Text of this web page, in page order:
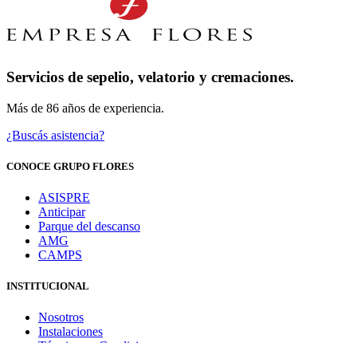
Servicios de sepelio, velatorio y cremaciones.
Más de 86 años de experiencia.
¿Buscás asistencia?
CONOCE GRUPO FLORES
ASISPRE
Anticipar
Parque del descanso
AMG
CAMPS
INSTITUCIONAL
Nosotros
Instalaciones